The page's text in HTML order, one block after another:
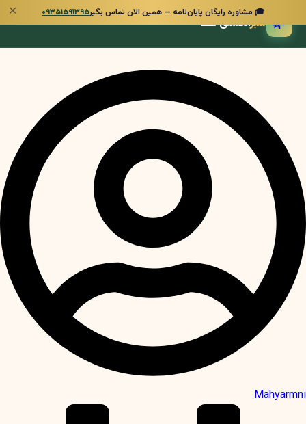
🎓 مشاوره رایگان پایان‌نامه — همین الان تماس بگیر۰۹۳۵۱۵۹۱۳۹۵ ✕
🌿 سبزانگشتی
Mahyarmni